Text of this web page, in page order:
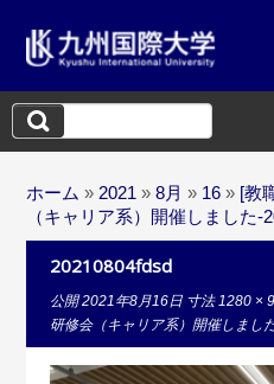
検
索:
ホーム » 2021 » 8月 » 16 » [教
（キャリア系）開催しました-
20210804fdsd
公開 2021年8月16日 寸法1280 ×
研修会（キャリア系）開催しまし